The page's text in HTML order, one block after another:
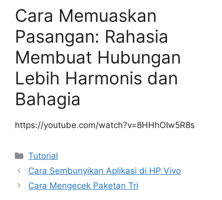
Cara Memuaskan
Pasangan: Rahasia
Membuat Hubungan
Lebih Harmonis dan
Bahagia
https://youtube.com/watch?v=8HHhOIw5R8s
Kategori
Tutorial
Cara Sembunyikan Aplikasi di HP Vivo
Cara Mengecek Paketan Tri